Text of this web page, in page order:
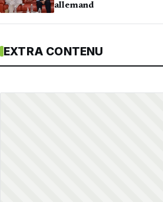
allemand
EXTRA CONTENU